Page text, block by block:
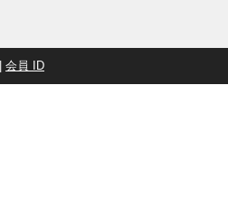
会員 ID